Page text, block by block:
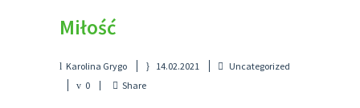
Miłość
Karolina Grygo 14.02.2021
Uncategorized
0
Share